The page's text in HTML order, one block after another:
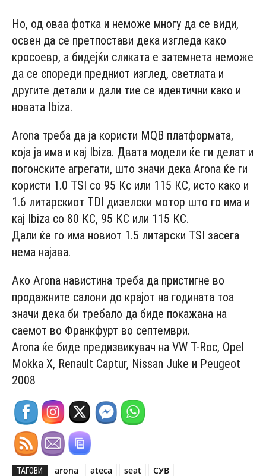
Но, од оваа фотка и неможе многу да се види,
освен да се претпостави дека изгледа како
кросоевр, а бидејќи сликата е затемнета неможе
да се спореди предниот изглед, светлата и
другите детали и дали тие се идентични како и
новата Ibiza.
Arona треба да ја користи MQB платформата,
која ја има и кај Ibiza. Двата модели ќе ги делат и
погонските агрегати, што значи дека Arona ќе ги
користи 1.0 TSI со 95 Кс или 115 КС, исто како и
1.6 литарскиот TDI дизелски мотор што го има и
кај Ibiza со 80 КС, 95 КС или 115 КС.
Дали ќе го има новиот 1.5 литарски TSI засега
нема најава.
Ако Аrona навистина треба да пристигне во
продажните салони до крајот на годината тоа
значи дека би требало да биде покажана на
саемот во Франкфурт во септември.
Aronа ќе биде предизвикувач на VW T-Roc, Оpel
Mokka X, Renault Captur, Nissan Juke и Peugeot
2008
ТАГОВИ arona ateca seat СУВ